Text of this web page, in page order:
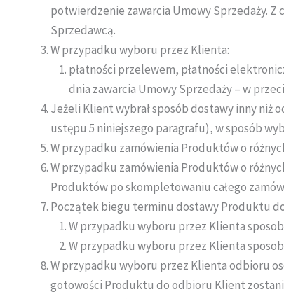
potwierdzenie zawarcia Umowy Sprzedaży.
Sprzedawcą.
W przypadku wyboru przez Klienta:
płatności przelewem, płatności
dnia zawarcia Umowy Sprzedaży – w
Jeżeli Klient wybrał sposób dostawy inny niż
ustępu 5 niniejszego paragrafu), w sposób
W przypadku zamówienia Produktów o
W przypadku zamówienia Produktów o
Produktów po skompletowaniu całego
Początek biegu terminu dostawy Produktu
W przypadku wyboru przez Klienta
W przypadku wyboru przez Klienta
W przypadku wyboru przez Klienta odbioru
gotowości Produktu do odbioru Klient